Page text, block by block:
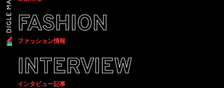
FASHION
ファッション情報
INTERVIEW
インタビュー記事